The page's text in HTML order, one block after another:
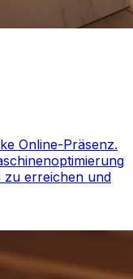
Online-Präsenz.
zu erreichen und